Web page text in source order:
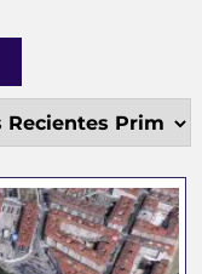
Next